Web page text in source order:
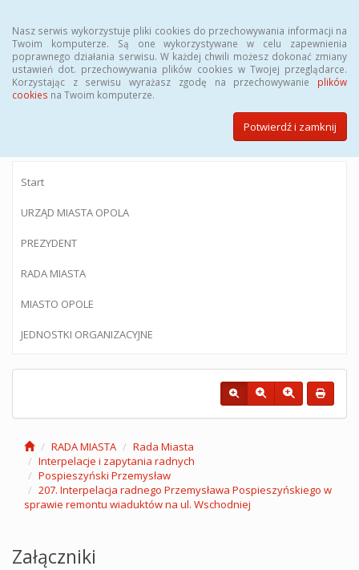
Nasz serwis wykorzystuje pliki cookies do przechowywania informacji na
Twoim komputerze. Są one wykorzystywane w celu zapewnienia
poprawnego działania serwisu. W każdej chwili możesz dokonać zmiany
ustawień dot. przechowywania plików cookies w Twojej przeglądarce.
Korzystając z serwisu wyrażasz zgodę na przechowywanie plików
cookies na Twoim komputerze.
Potwierdź i zamknij
BIULETYN INFORMACJI PUBLICZNEJ
Urzędu Miasta Opola
Start
URZĄD MIASTA OPOLA
PREZYDENT
RADA MIASTA
MIASTO OPOLE
JEDNOSTKI ORGANIZACYJNE
RADA MIASTA
Rada Miasta
Interpelacje i zapytania radnych
Pospieszyński Przemysław
207. Interpelacja radnego Przemysława Pospieszyńskiego w
sprawie remontu wiaduktów na ul. Wschodniej
Załączniki